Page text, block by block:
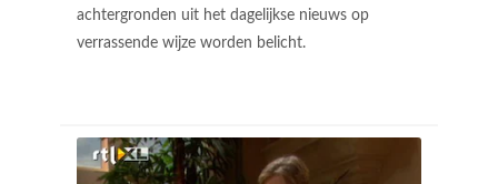
achtergronden uit het dagelijkse nieuws op
verrassende wijze worden belicht.